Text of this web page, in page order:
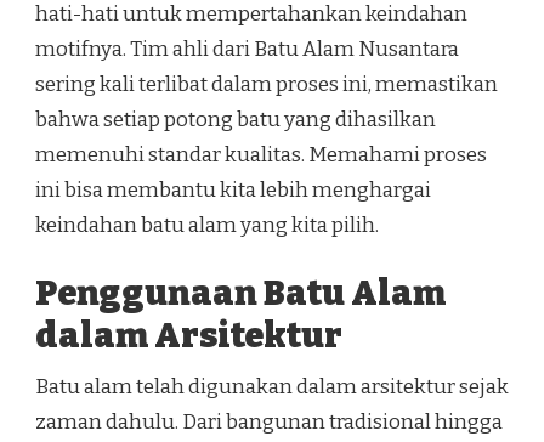
hati-hati untuk mempertahankan keindahan
motifnya. Tim ahli dari Batu Alam Nusantara
sering kali terlibat dalam proses ini, memastikan
bahwa setiap potong batu yang dihasilkan
memenuhi standar kualitas. Memahami proses
ini bisa membantu kita lebih menghargai
keindahan batu alam yang kita pilih.
Penggunaan Batu Alam
dalam Arsitektur
Batu alam telah digunakan dalam arsitektur sejak
zaman dahulu. Dari bangunan tradisional hingga